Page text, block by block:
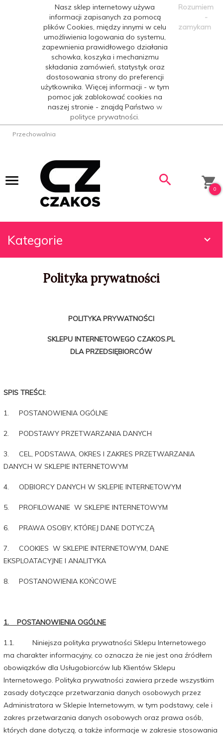
Nasz sklep internetowy używa
informacji zapisanych za pomocą
plików Cookies, między innymi w celu
umożliwienia logowania do systemu,
zapewnienia prawidłowego działania
schowka, koszyka i mechanizmu
składania zamówień, statystyk oraz
dostosowania strony do preferencji
użytkownika. Więcej informacji - w tym
pomoc jak zablokować cookies na
naszej stronie - znajdą Państwo w
polityce prywatności.
Rozumiem
-
zamykam
Przechowalnia
0
Kategorie
Polityka prywatności
POLITYKA PRYWATNOŚCI
SKLEPU INTERNETOWEGO CZAKOS.PL
DLA PRZEDSIĘBIORCÓW
SPIS TREŚCI:
1. POSTANOWIENIA OGÓLNE
2. PODSTAWY PRZETWARZANIA DANYCH
3. CEL, PODSTAWA, OKRES I ZAKRES PRZETWARZANIA
DANYCH W SKLEPIE INTERNETOWYM
4. ODBIORCY DANYCH W SKLEPIE INTERNETOWYM
5. PROFILOWANIE W SKLEPIE INTERNETOWYM
6. PRAWA OSOBY, KTÓREJ DANE DOTYCZĄ
7. COOKIES W SKLEPIE INTERNETOWYM, DANE
EKSPLOATACYJNE I ANALITYKA
8. POSTANOWIENIA KOŃCOWE
1. POSTANOWIENIA OGÓLNE
1.1. Niniejsza polityka prywatności Sklepu Internetowego
ma charakter informacyjny, co oznacza że nie jest ona źródłem
obowiązków dla Usługobiorców lub Klientów Sklepu
Internetowego. Polityka prywatności zawiera przede wszystkim
zasady dotyczące przetwarzania danych osobowych przez
Administratora w Sklepie Internetowym, w tym podstawy, cele i
zakres przetwarzania danych osobowych oraz prawa osób,
których dane dotyczą, a także informacje w zakresie stosowania